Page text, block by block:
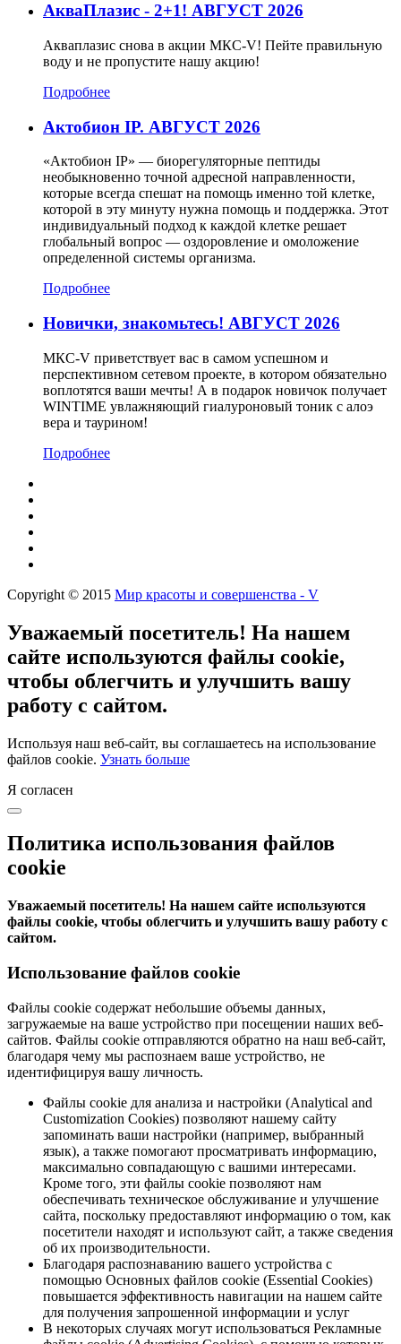
АкваПлазис - 2+1! АВГУСТ 2026
Акваплазис снова в акции МКС-V! Пейте правильную
воду и не пропустите нашу акцию!
Подробнее
Актобион IP. АВГУСТ 2026
«Актобион IP» — биорегуляторные пептиды
необыкновенно точной адресной направленности,
которые всегда спешат на помощь именно той клетке,
которой в эту минуту нужна помощь и поддержка. Этот
индивидуальный подход к каждой клетке решает
глобальный вопрос — оздоровление и омоложение
определенной системы организма.
Подробнее
Новички, знакомьтесь! АВГУСТ 2026
МКС-V приветствует вас в самом успешном и
перспективном сетевом проекте, в котором обязательно
воплотятся ваши мечты! А в подарок новичок получает
WINTIME увлажняющий гиалуроновый тоник с алоэ
вера и таурином!
Подробнее
Copyright © 2015 Мир красоты и совершенства - V
Уважаемый посетитель! На нашем
сайте используются файлы cookie,
чтобы облегчить и улучшить вашу
работу с сайтом.
Используя наш веб-сайт, вы соглашаетесь на использование
файлов cookie. Узнать больше
Я согласен
Политика использования файлов
cookie
Уважаемый посетитель! На нашем сайте используются
файлы cookie, чтобы облегчить и улучшить вашу работу с
сайтом.
Использование файлов cookie
Файлы cookie содержат небольшие объемы данных,
загружаемые на ваше устройство при посещении наших веб-
сайтов. Файлы cookie отправляются обратно на наш веб-сайт,
благодаря чему мы распознаем ваше устройство, не
идентифицируя вашу личность.
Файлы cookie для анализа и настройки (Analytical and
Customization Cookies) позволяют нашему сайту
запоминать ваши настройки (например, выбранный
язык), а также помогают просматривать информацию,
максимально совпадающую с вашими интересами.
Кроме того, эти файлы cookie позволяют нам
обеспечивать техническое обслуживание и улучшение
сайта, поскольку предоставляют информацию о том, как
посетители находят и используют сайт, а также сведения
об их производительности.
Благодаря распознаванию вашего устройства с
помощью Основных файлов cookie (Essential Cookies)
повышается эффективность навигации на нашем сайте
для получения запрошенной информации и услуг
В некоторых случаях могут использоваться Рекламные